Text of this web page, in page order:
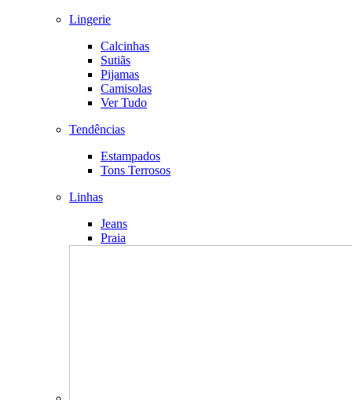
Lingerie
Calcinhas
Sutiãs
Pijamas
Camisolas
Ver Tudo
Tendências
Estampados
Tons Terrosos
Linhas
Jeans
Praia